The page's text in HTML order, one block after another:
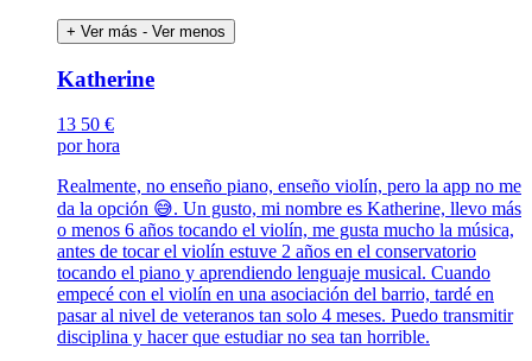
+ Ver más - Ver menos
Katherine
13 50 €
por hora
Realmente, no enseño piano, enseño violín, pero la app no me
da la opción 😅. Un gusto, mi nombre es Katherine, llevo más
o menos 6 años tocando el violín, me gusta mucho la música,
antes de tocar el violín estuve 2 años en el conservatorio
tocando el piano y aprendiendo lenguaje musical. Cuando
empecé con el violín en una asociación del barrio, tardé en
pasar al nivel de veteranos tan solo 4 meses. Puedo transmitir
disciplina y hacer que estudiar no sea tan horrible.